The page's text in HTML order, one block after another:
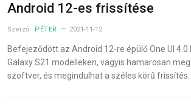
Android 12-es frissítése
Szerző: PÉTER 2021-11-12
Befejeződött az Android 12-re épülő One UI
Galaxy S21 modelleken, vagyis hamarosan
szoftver, és megindulhat a széles körű frissítés.